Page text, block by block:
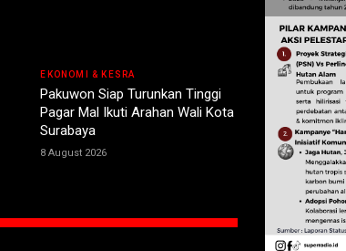
EKONOMI & KESRA
Pakuwon Siap Turunkan Tinggi
Pagar Mal Ikuti Arahan Wali Kota
Surabaya
8 August 2026